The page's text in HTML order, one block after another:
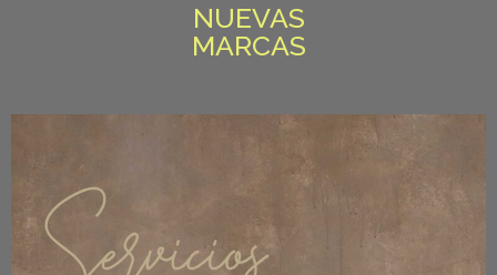
NUEVAS
MARCAS